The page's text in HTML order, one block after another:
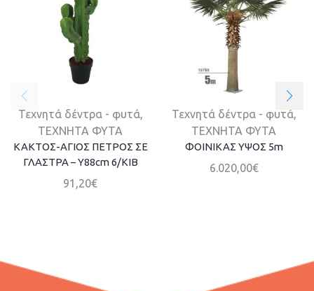
Τεχνητά δέντρα - φυτά,
ΤΕΧΝΗΤΑ ΦΥΤΑ
ΚΑΚΤΟΣ-ΑΓΙΟΣ ΠΕΤΡΟΣ ΣΕ
ΓΛΑΣΤΡΑ – Υ88cm 6/ΚΙΒ
91,20€
Τεχνητά δέντρα - φυτά,
ΤΕΧΝΗΤΑ ΦΥΤΑ
ΦΟΙΝΙΚΑΣ ΥΨΟΣ 5m
6.020,00€